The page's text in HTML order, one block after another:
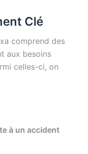
Clé
comprend des
aux besoins
celles-ci, on
à un accident